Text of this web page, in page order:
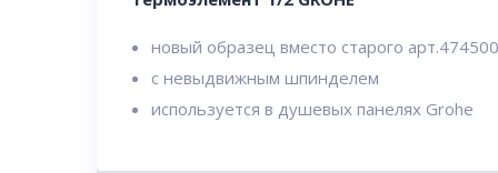
новый образец вместо старого
с невыдвижным шпинделем
используется в душевых панелях Grohe